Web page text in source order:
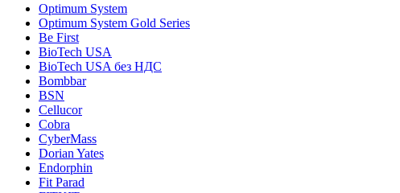
Optimum System
Optimum System Gold Series
Be First
BioTech USA
BioTech USA без НДС
Bombbar
BSN
Cellucor
Cobra
CyberMass
Dorian Yates
Endorphin
Fit Parad